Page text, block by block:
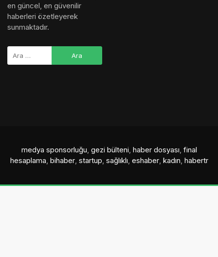
en güncel, en güvenilir
haberleri özetleyerek
sunmaktadır.
medya sponsorluğu gezi bülteni haber dosyası final
hesaplama bihaber, startup sağlıklı eshaber, kadın habertr